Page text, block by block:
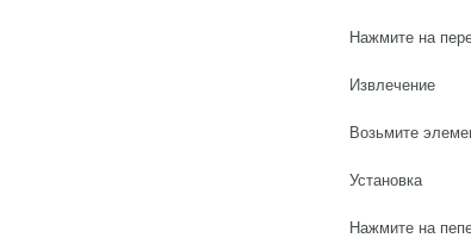
Нажмите на
Извлечение
Возьмите
Установка
Нажмите на